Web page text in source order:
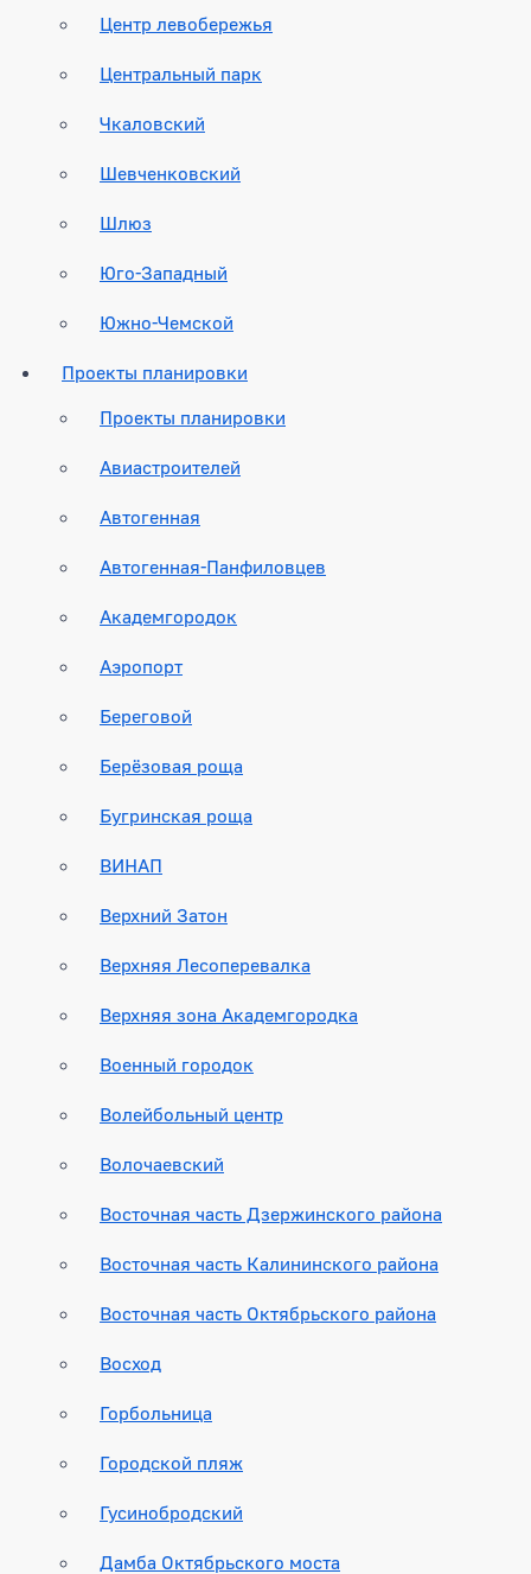
Центр левобережья
Центральный парк
Чкаловский
Шевченковский
Шлюз
Юго-Западный
Южно-Чемской
Проекты планировки
Проекты планировки
Авиастроителей
Автогенная
Автогенная-Панфиловцев
Академгородок
Аэропорт
Береговой
Берёзовая роща
Бугринская роща
ВИНАП
Верхний Затон
Верхняя Лесоперевалка
Верхняя зона Академгородка
Военный городок
Волейбольный центр
Волочаевский
Восточная часть Дзержинского района
Восточная часть Калининского района
Восточная часть Октябрьского района
Восход
Горбольница
Городской пляж
Гусинобродский
Дамба Октябрьского моста